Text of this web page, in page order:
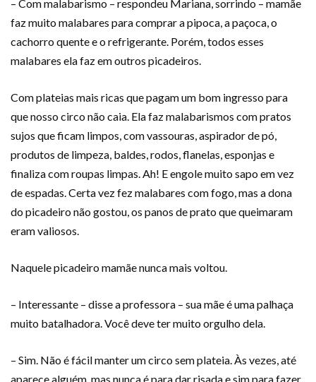
– Com malabarismo – respondeu Mariana, sorrindo – mamãe
faz muito malabares para comprar a pipoca, a paçoca, o
cachorro quente e o refrigerante. Porém, todos esses
malabares ela faz em outros picadeiros.
Com plateias mais ricas que pagam um bom ingresso para
que nosso circo não caia. Ela faz malabarismos com pratos
sujos que ficam limpos, com vassouras, aspirador de pó,
produtos de limpeza, baldes, rodos, flanelas, esponjas e
finaliza com roupas limpas. Ah! E engole muito sapo em vez
de espadas. Certa vez fez malabares com fogo, mas a dona
do picadeiro não gostou, os panos de prato que queimaram
eram valiosos.
Naquele picadeiro mamãe nunca mais voltou.
– Interessante – disse a professora – sua mãe é uma palhaça
muito batalhadora. Você deve ter muito orgulho dela.
– Sim. Não é fácil manter um circo sem plateia. Às vezes, até
aparece alguém, mas nunca é para dar risada e sim para fazer